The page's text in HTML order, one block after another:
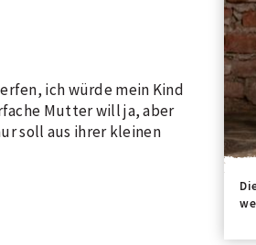
ich würde mein Kind
Mutter will ja, aber
soll aus ihrer kleinen